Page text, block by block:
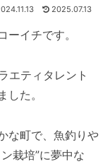
2025.07.13
イチです。
エティタレント
た。
な町で、魚釣りや
栽培”に夢中な